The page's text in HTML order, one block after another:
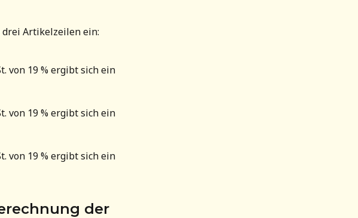
drei Artikelzeilen ein:
von 19 % ergibt sich ein
von 19 % ergibt sich ein
von 19 % ergibt sich ein
der